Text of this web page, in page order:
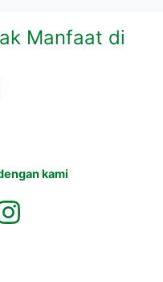
Manfaat di
kami